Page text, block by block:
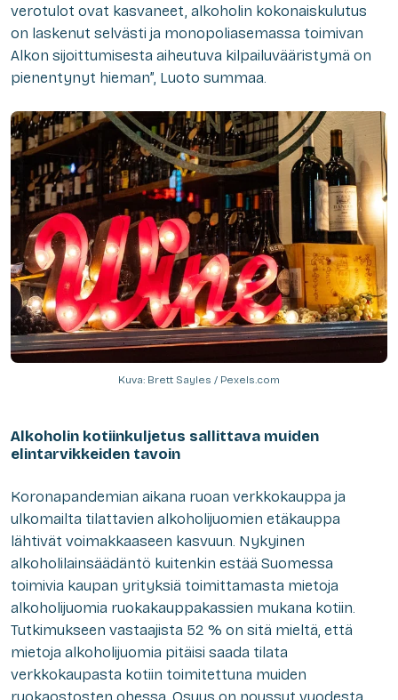
verotulot ovat kasvaneet, alkoholin kokonaiskulutus
on laskenut selvästi ja monopoliasemassa toimivan
Alkon sijoittumisesta aiheutuva kilpailuvääristymä on
pienentynyt hieman”, Luoto summaa.
Kuva: Brett Sayles / Pexels.com
Alkoholin kotiinkuljetus sallittava muiden
elintarvikkeiden tavoin
Koronapandemian aikana ruoan verkkokauppa ja
ulkomailta tilattavien alkoholijuomien etäkauppa
lähtivät voimakkaaseen kasvuun. Nykyinen
alkoholilainsäädäntö kuitenkin estää Suomessa
toimivia kaupan yrityksiä toimittamasta mietoja
alkoholijuomia ruokakauppakassien mukana kotiin.
Tutkimukseen vastaajista 52 % on sitä mieltä, että
mietoja alkoholijuomia pitäisi saada tilata
verkkokaupasta kotiin toimitettuna muiden